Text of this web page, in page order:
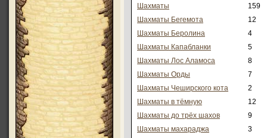
Шахматы
159
Шахматы Бегемота
12
Шахматы Беролина
4
Шахматы Капабланки
5
Шахматы Лос Аламоса
8
Шахматы Орды
7
Шахматы Чеширского кота
2
Шахматы в тёмную
12
Шахматы до трёх шахов
9
Шахматы махараджа
3